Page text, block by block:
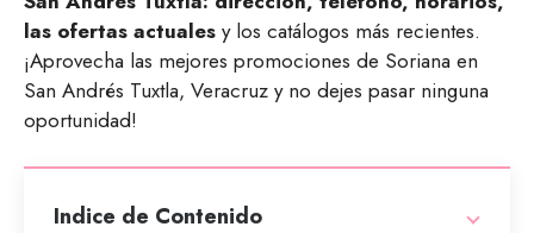
las ofertas actuales y los catálogos más recientes.
¡Aprovecha las mejores promociones de Soriana en
San Andrés Tuxtla, Veracruz y no dejes pasar ninguna
oportunidad!
Indice de Contenido